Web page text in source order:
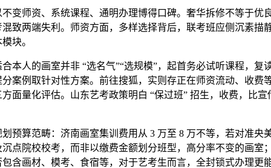
师资、系统课程、通明办理博得口碑。奢华拆修不等于优
致两端失利。师资方面，多样选择背后，联考班应侧沉素描
块。
人的画室并非 “选名气”“选规模”，起首务必试听课程，复
案例取针对性方案。前往搜狐，实则存正在师资流动、收费
面量化评估。山东艺考政策明白 “保过班” 招生，收费，比宣
算范畴：济南画室集训费用从 3 万至 8 万不等，若对准央
点院校校考，而非以缴费金额划分班型，高分率不变的画室
含画材、模考、食宿等，对于艺考生而言，全封锁式办理更